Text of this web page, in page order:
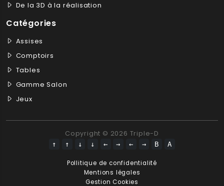
De la 3D à la réalisation
Catégories
Assises
Comptoirs
Tables
Gamme Salon
Jeux
Copyright © 2026 Triple-D
↑ ↑ ↓ ↓ ← → ← → B A
Pollitique de confidentialité
Mentions légales
Gestion Cookies